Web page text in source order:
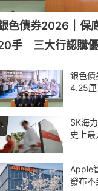
色債券2026｜
手 三大行認購
銀色
4.25
SK海
史上最
Apple
發布不